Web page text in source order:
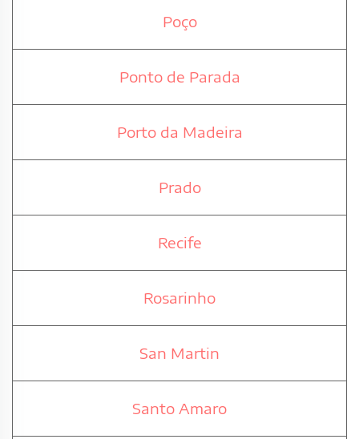
Poço
Ponto de Parada
Porto da Madeira
Prado
Recife
Rosarinho
San Martin
Santo Amaro